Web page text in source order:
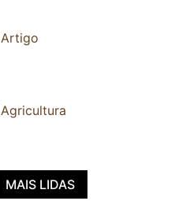
Artigo
Agricultura
MAIS LIDAS